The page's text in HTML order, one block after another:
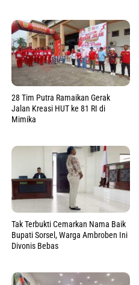
28 Tim Putra Ramaikan Gerak
Jalan Kreasi HUT ke 81 RI di
Mimika
Tak Terbukti Cemarkan Nama Baik
Bupati Sorsel, Warga Ambroben Ini
Divonis Bebas